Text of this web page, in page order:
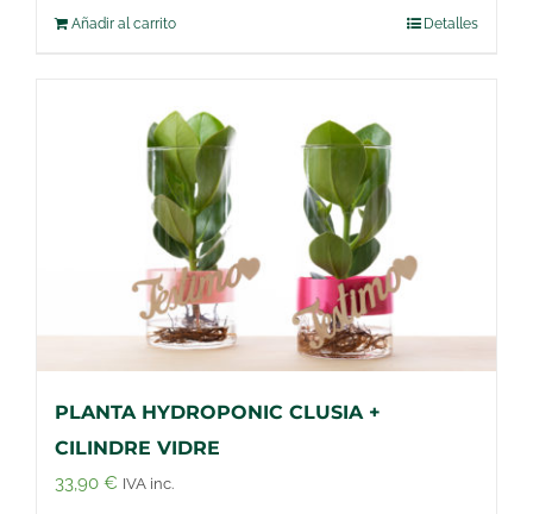
Añadir al carrito Detalles
PLANTA HYDROPONIC CLUSIA +
CILINDRE VIDRE
33,90 € IVA inc.